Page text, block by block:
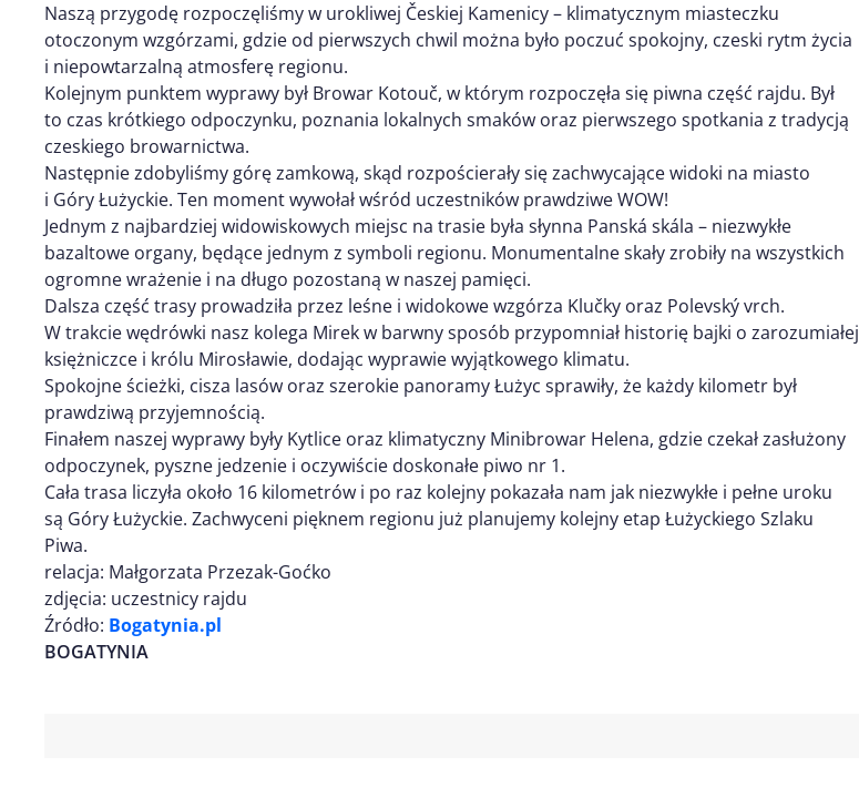
Naszą przygodę rozpoczęliśmy w urokliwej Českiej Kamenicy – klimatycznym miasteczku
otoczonym wzgórzami, gdzie od pierwszych chwil można było poczuć spokojny, czeski rytm życia
i niepowtarzalną atmosferę regionu.
Kolejnym punktem wyprawy był Browar Kotouč, w którym rozpoczęła się piwna część rajdu. Był
to czas krótkiego odpoczynku, poznania lokalnych smaków oraz pierwszego spotkania z tradycją
czeskiego browarnictwa.
Następnie zdobyliśmy górę zamkową, skąd rozpościerały się zachwycające widoki na miasto
i Góry Łużyckie. Ten moment wywołał wśród uczestników prawdziwe WOW!
Jednym z najbardziej widowiskowych miejsc na trasie była słynna Panská skála – niezwykłe
bazaltowe organy, będące jednym z symboli regionu. Monumentalne skały zrobiły na wszystkich
ogromne wrażenie i na długo pozostaną w naszej pamięci.
Dalsza część trasy prowadziła przez leśne i widokowe wzgórza Klučky oraz Polevský vrch.
W trakcie wędrówki nasz kolega Mirek w barwny sposób przypomniał historię bajki o zarozumiałej
księżniczce i królu Mirosławie, dodając wyprawie wyjątkowego klimatu.
Spokojne ścieżki, cisza lasów oraz szerokie panoramy Łużyc sprawiły, że każdy kilometr był
prawdziwą przyjemnością.
Finałem naszej wyprawy były Kytlice oraz klimatyczny Minibrowar Helena, gdzie czekał zasłużony
odpoczynek, pyszne jedzenie i oczywiście doskonałe piwo nr 1.
Cała trasa liczyła około 16 kilometrów i po raz kolejny pokazała nam jak niezwykłe i pełne uroku
są Góry Łużyckie. Zachwyceni pięknem regionu już planujemy kolejny etap Łużyckiego Szlaku
Piwa.
relacja: Małgorzata Przezak-Goćko
zdjęcia: uczestnicy rajdu
Źródło: Bogatynia.pl
BOGATYNIA